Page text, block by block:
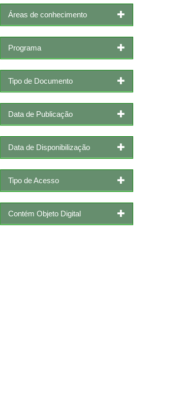
Áreas de conhecimento
Programa
Tipo de Documento
Data de Publicação
Data de Disponibilização
Tipo de Acesso
Contém Objeto Digital